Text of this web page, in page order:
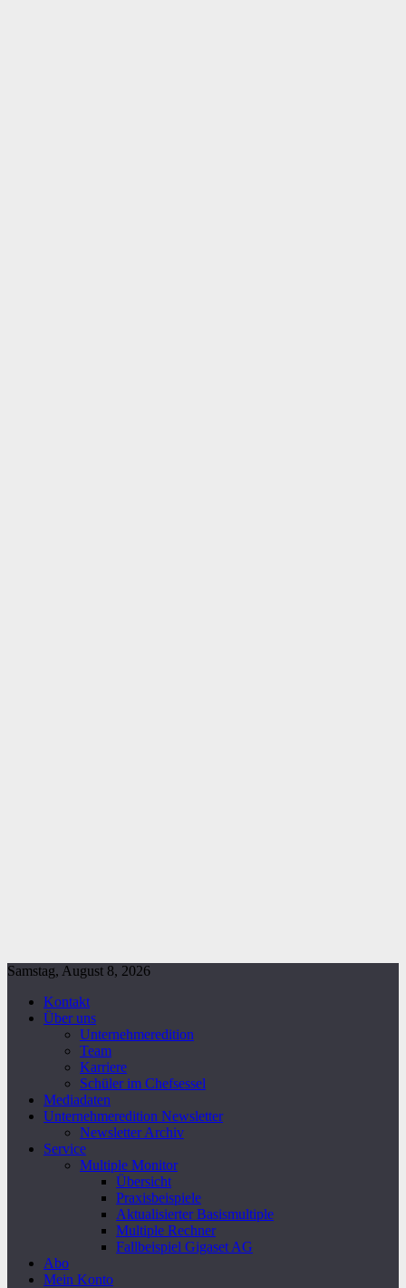
Samstag, August 8, 2026
Kontakt
Über uns
Unternehmeredition
Team
Karriere
Schüler im Chefsessel
Mediadaten
Unternehmeredition Newsletter
Newsletter Archiv
Service
Multiple Monitor
Übersicht
Praxisbeispiele
Aktualisierter Basismultiple
Multiple Rechner
Fallbeispiel Gigaset AG
Abo
Mein Konto